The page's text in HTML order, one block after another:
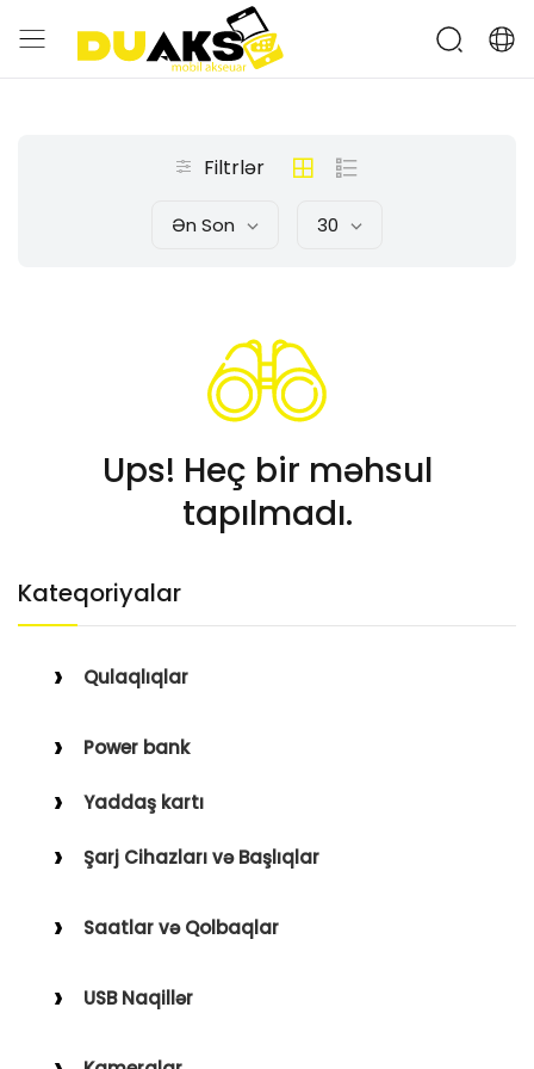
Kateqoriyalar
Qulaqlıqlar
Qulaqüstü
Power bank
Yaddaş kartı
Şarj Cihazları və Başlıqlar
Saatlar və Qolbaqlar
Saat Qolbaqları
USB Naqillər
Filtrlər
Ən Son 30
Ups! Heç bir məhsul
tapılmadı.